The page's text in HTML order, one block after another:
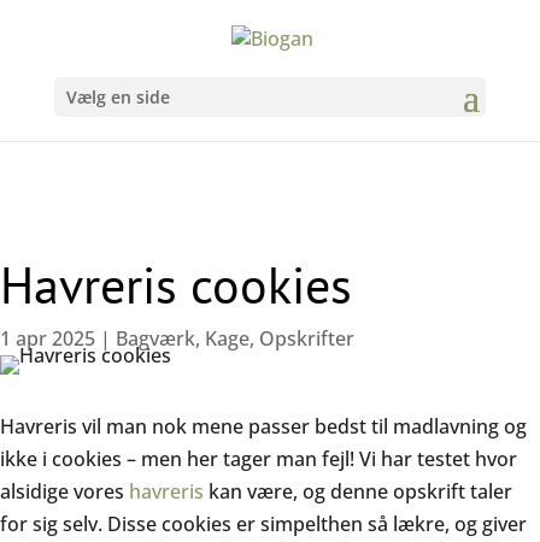
Vælg en side
Havreris cookies
1 apr 2025 | Bagværk, Kage, Opskrifter
Havreris vil man nok mene passer bedst til madlavning og
ikke i cookies – men her tager man fejl! Vi har testet hvor
alsidige vores havreris kan være, og denne opskrift taler
for sig selv. Disse cookies er simpelthen så lækre, og giver